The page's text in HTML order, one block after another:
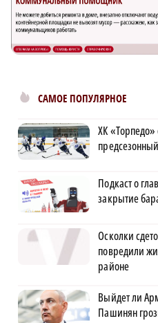
САМОЕ ПОПУЛЯРНОЕ
ХК «Торпедо»
Подкаст о
закрытие
Осколки
повредили
районе
Выйдет ли
Пашинян